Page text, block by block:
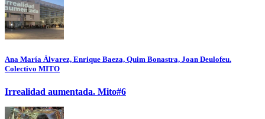
Ana María Álvarez, Enrique Baeza, Quim Bonastra, Joan Deulofeu.
Colectivo MITO
Irrealidad aumentada. Mito#6